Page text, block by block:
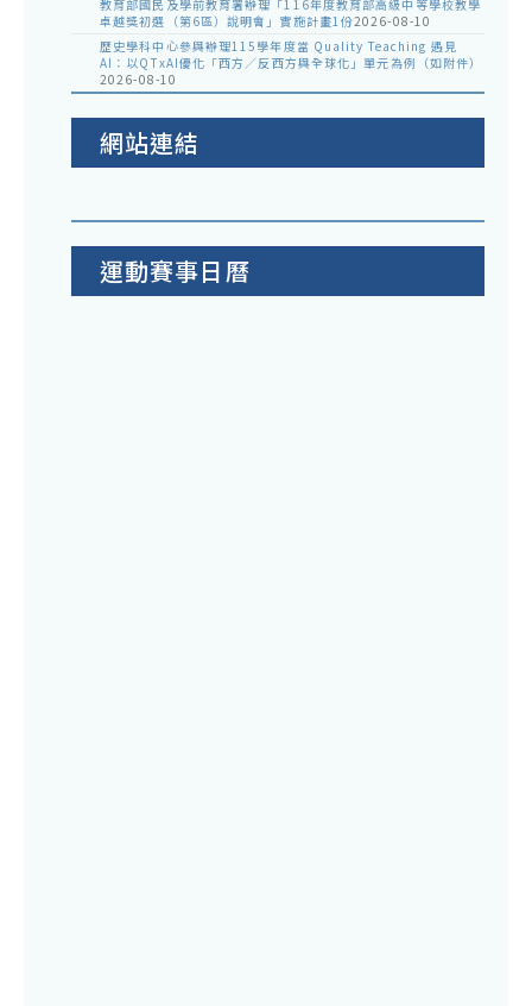
教育部國民及學前教育署辦理「116年度教育部高級中等學校教學
卓越獎初選（第6區）說明會」實施計畫1份2026-08-10
歷史學科中心參與辦理115學年度當 Quality Teaching 遇見
AI：以QTxAI優化「西方／反西方與全球化」單元為例（如附件）
2026-08-10
網站連結
運動賽事日曆